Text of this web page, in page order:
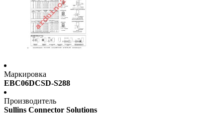
Маркировка
EBC06DCSD-S288
Производитель
Sullins Connector Solutions